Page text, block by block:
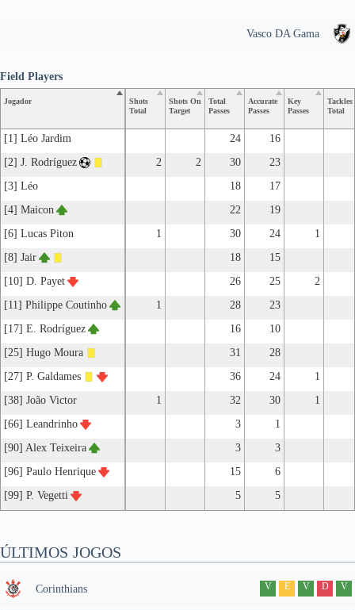
Vasco DA Gama
Jogador
Shots
Total
Shots On
Target
Total
Passes
Accurate
Passes
Key
Passes
Tackles
Total
[1] Léo Jardim 24
16
[2] J. Rodríguez
2 2 30 23
[3] Léo
18 17
[4] Maicon
22 19
[6] Lucas Piton
1 30 24 1
[8] Jair
18
15
[10] D. Payet
26 25
2
[11] Philippe Coutinho
1 28 23
[17] E. Rodríguez
16 10
[25] Hugo Moura
31 28
[27] P. Galdames
36 24 1
[38] João Victor
1 32 30 1
[66] Leandrinho
3
1
[90] Alex Teixeira
3
3
[96] Paulo Henrique
15 6
[99] P. Vegetti
5 5
Field Players
ÚLTIMOS JOGOS
Corinthians V E V D V